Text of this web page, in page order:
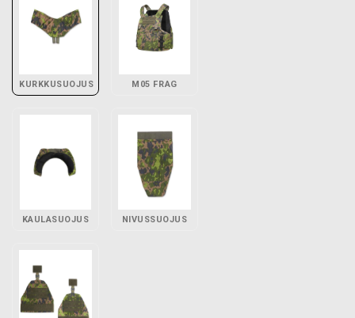
KURKKUSUOJUS M05 FRAG
KAULASUOJUS NIVUSSUOJUS